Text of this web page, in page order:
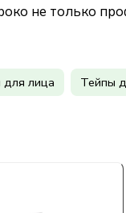
не только
лица Тейпы